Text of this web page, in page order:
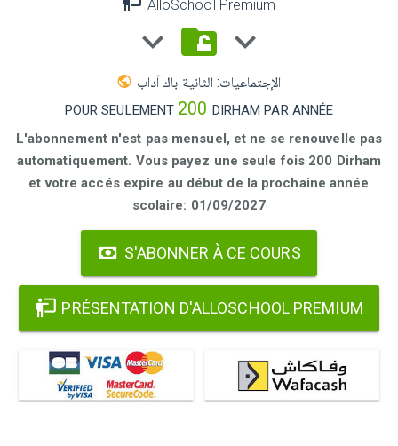
AlloSchool Premium
الإجتماعيات: الثانية باك آداب
POUR SEULEMENT 200 DIRHAM PAR ANNÉE
L'abonnement n'est pas mensuel, et ne se renouvelle pas
automatiquement. Vous payez une seule fois 200 Dirham
et votre accés expire au début de la prochaine année
scolaire: 01/09/2027
S'ABONNER À CE COURS
PRÉSENTATION D'ALLOSCHOOL PREMIUM